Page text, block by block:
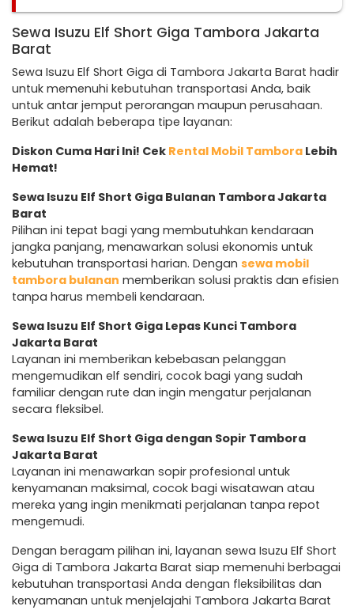
Sewa Isuzu Elf Short Giga Tambora Jakarta
Barat
Sewa Isuzu Elf Short Giga di Tambora Jakarta Barat hadir
untuk memenuhi kebutuhan transportasi Anda, baik
untuk antar jemput perorangan maupun perusahaan.
Berikut adalah beberapa tipe layanan:
Diskon Cuma Hari Ini! Cek Rental Mobil Tambora Lebih
Hemat!
Sewa Isuzu Elf Short Giga Bulanan Tambora Jakarta
Barat
Pilihan ini tepat bagi yang membutuhkan kendaraan
jangka panjang, menawarkan solusi ekonomis untuk
kebutuhan transportasi harian. Dengan sewa mobil
tambora bulanan memberikan solusi praktis dan efisien
tanpa harus membeli kendaraan.
Sewa Isuzu Elf Short Giga Lepas Kunci Tambora
Jakarta Barat
Layanan ini memberikan kebebasan pelanggan
mengemudikan elf sendiri, cocok bagi yang sudah
familiar dengan rute dan ingin mengatur perjalanan
secara fleksibel.
Sewa Isuzu Elf Short Giga dengan Sopir Tambora
Jakarta Barat
Layanan ini menawarkan sopir profesional untuk
kenyamanan maksimal, cocok bagi wisatawan atau
mereka yang ingin menikmati perjalanan tanpa repot
mengemudi.
Dengan beragam pilihan ini, layanan sewa Isuzu Elf Short
Giga di Tambora Jakarta Barat siap memenuhi berbagai
kebutuhan transportasi Anda dengan fleksibilitas dan
kenyamanan untuk menjelajahi Tambora Jakarta Barat